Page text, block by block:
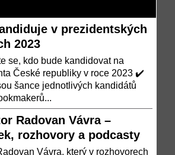
v prezidentských
2023
se, kdo bude kandidovat na
České republiky v roce 2023 ✔️
šance jednotlivých kandidátů
Radovan Vávra –
rozhovory a podcasty
Vávra, který v rozhovorech